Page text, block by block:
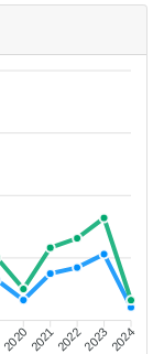
20202021202220232024